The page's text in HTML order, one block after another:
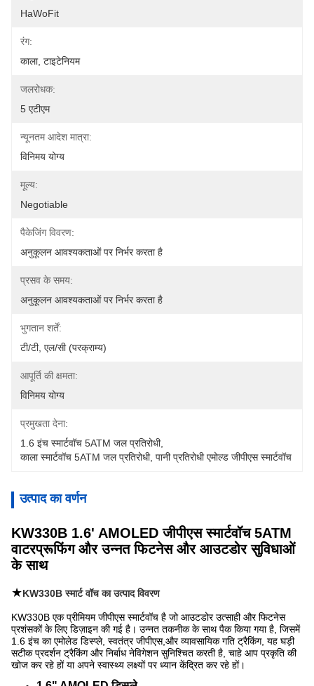
HaWoFit
रंग:
काला, टाइटेनियम
जलरोधक:
5 एटीएम
न्यूनतम आदेश मात्रा:
विनिमय योग्य
मूल्य:
Negotiable
पैकेजिंग विवरण:
अनुकूलन आवश्यकताओं पर निर्भर करता है
प्रसव के समय:
अनुकूलन आवश्यकताओं पर निर्भर करता है
भुगतान शर्तें:
टी/टी, एल/सी (परक्राम्य)
आपूर्ति की क्षमता:
विनिमय योग्य
प्रमुखता देना:
1.6 इंच स्मार्टवॉच 5ATM जल प्रतिरोधी,
काला स्मार्टवॉच 5ATM जल प्रतिरोधी, पानी प्रतिरोधी एमोल्ड जीपीएस स्मार्टवॉच
उत्पाद का वर्णन
KW330B 1.6' AMOLED जीपीएस स्मार्टवॉच 5ATM
वाटरप्रूफिंग और उन्नत फिटनेस और आउटडोर सुविधाओं
के साथ
★KW330B स्मार्ट वॉच का उत्पाद विवरण
KW330B एक प्रीमियम जीपीएस स्मार्टवॉच है जो आउटडोर उत्साही और फिटनेस
प्रशंसकों के लिए डिज़ाइन की गई है। उन्नत तकनीक के साथ पैक किया गया है, जिसमें
1.6 इंच का एमोलेड डिस्प्ले, स्वतंत्र जीपीएस,और व्यावसायिक गति ट्रैकिंग, यह घड़ी
सटीक प्रदर्शन ट्रैकिंग और निर्बाध नेविगेशन सुनिश्चित करती है, चाहे आप प्रकृति की
खोज कर रहे हों या अपने स्वास्थ्य लक्ष्यों पर ध्यान केंद्रित कर रहे हों।